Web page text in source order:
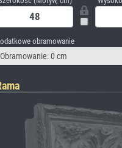
obramowanie
Obramowanie: 0 cm